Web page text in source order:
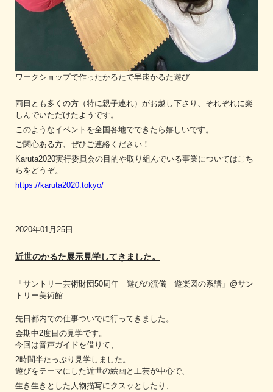
ワークショップで作ったかるたで早速かるた遊び
両日とも多くの方（特に親子連れ）がお越し下さり、それぞれに楽
しんでいただけたようです。
このようなイベントを全国各地でできたら嬉しいです。
ご関心ある方、ぜひご連絡ください！
Karuta2020実行委員会の目的や取り組んでいる事業についてはこち
らをどうぞ。
https://karuta2020.tokyo/
2020年01月25日
近世のかるた展示見学してきました。
「サントリー芸術財団50周年 遊びの流儀 遊楽図の系譜」@サン
トリー美術館
先日都内での仕事ついでに行ってきました。
会期中2度目の見学です。
今回は音声ガイドを借りて、
2時間半たっぷり見学しました。
遊びをテーマにした近世の絵画と工芸が中心で、
生き生きとした人物描写にクスッとしたり、